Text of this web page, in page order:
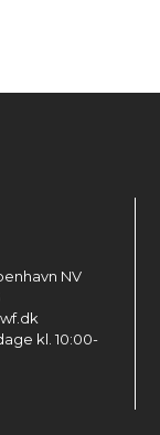
NV
kl. 10:00-